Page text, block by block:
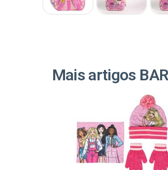
Mais artigos